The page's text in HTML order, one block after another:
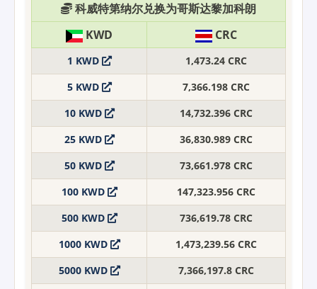
科威特第纳尔兑换为哥斯达黎加科朗
KWD
CRC
1 KWD
1,473.24 CRC
5 KWD
7,366.198 CRC
10 KWD
14,732.396 CRC
25 KWD
36,830.989 CRC
50 KWD
73,661.978 CRC
100 KWD
147,323.956 CRC
500 KWD
736,619.78 CRC
1000 KWD
1,473,239.56 CRC
5000 KWD
7,366,197.8 CRC